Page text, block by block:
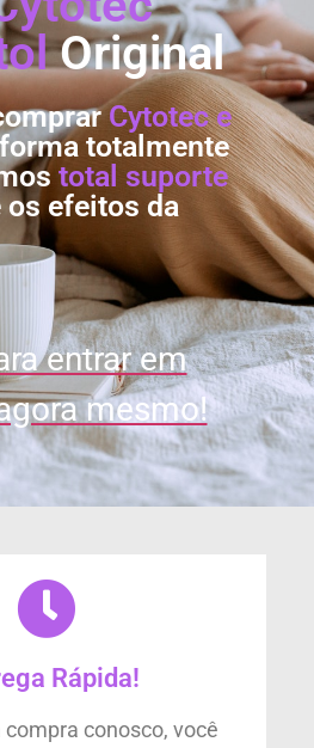
Original
Cytotec e
totalmente
total suporte
os efeitos da
entrar em
mesmo!
Rápida!
compra conosco, você